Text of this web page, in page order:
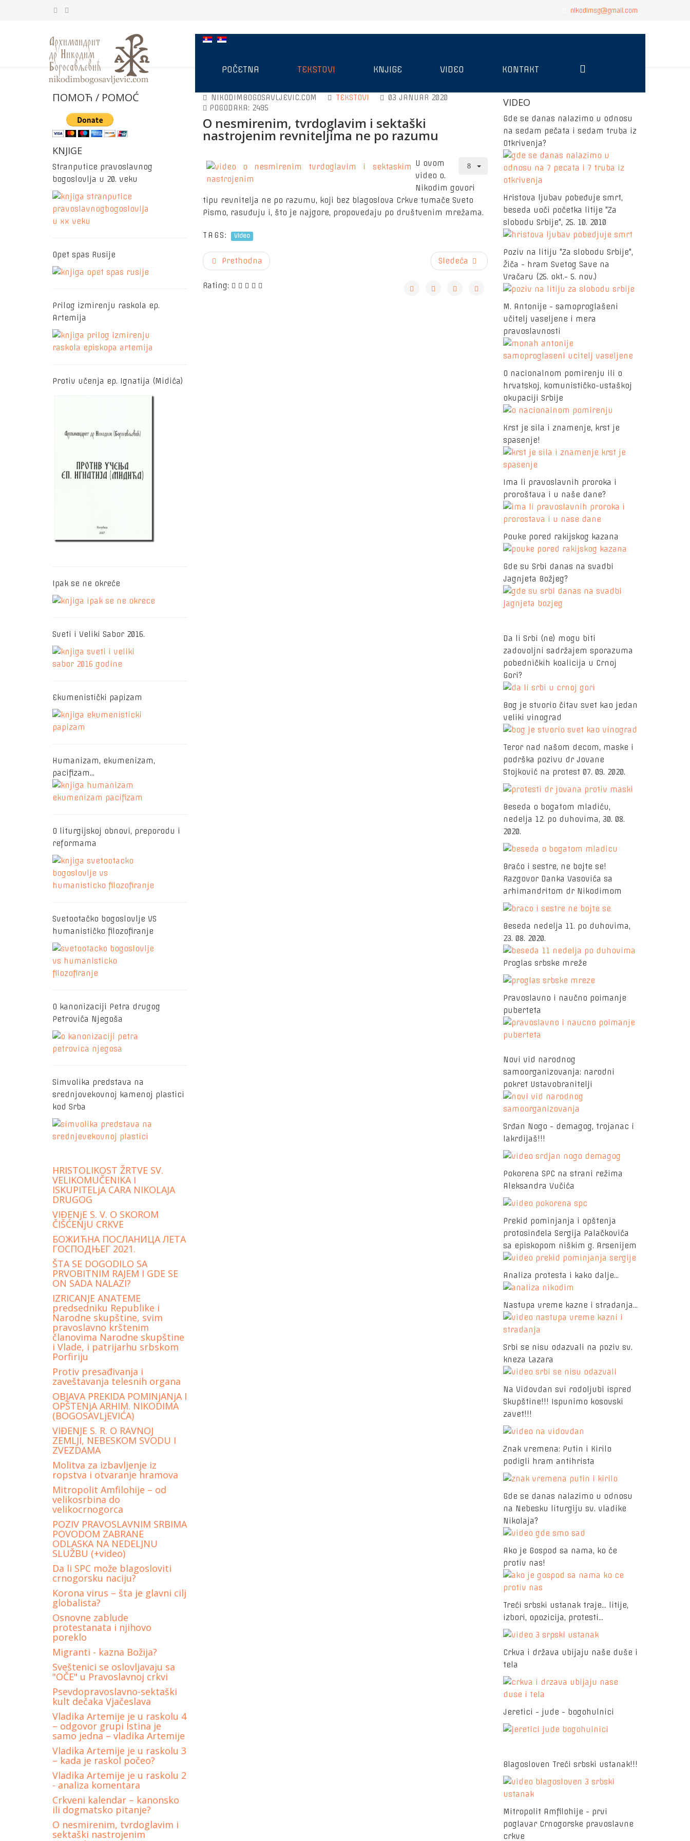
nikodimsg@gmail.com
POČETNA TEKSTOVI KNJIGE VIDEO KONTAKT
ПОМОЋ / POMOĆ
KNJIGE
Stranputice pravoslavnog
bogoslovlja u 20. veku
Opet spas Rusije
Prilog izmirenju raskola ep.
Artemija
Protiv učenja ep. Ignatija (Midića)
Ipak se ne okreće
Sveti i Veliki Sabor 2016.
Ekumenistički papizam
Humanizam, ekumenizam,
pacifizam…
O liturgijskoj obnovi, preporodu i
reformama
Svetootačko bogoslovlje VS
humanističko filozofiranje
O kanonizaciji Petra drugog
Petrovića Njegoša
Simvolika predstava na
srednjovekovnoj kamenoj plastici
kod Srba
HRISTOLIKOST ŽRTVE SV.
VELIKOMUČENIKA I
ISKUPITELjA CARA NIKOLAJA
DRUGOG
VIĐENjE S. V. O SKOROM
ČIŠĆENjU CRKVE
БОЖИЋНА ПОСЛАНИЦА ЛЕТА
ГОСПОДЊЕГ 2021.
ŠTA SE DOGODILO SA
PRVOBITNIM RAJEM I GDE SE
ON SADA NALAZI?
IZRICANJE ANATEME
predsedniku Republike i
Narodne skupštine, svim
pravoslavno krštenim
članovima Narodne skupštine
i Vlade, i patrijarhu srbskom
Porfiriju
Protiv presađivanja i
zaveštavanja telesnih organa
OBJAVA PREKIDA POMINjANjA I
OPŠTENjA ARHIM. NIKODIMA
(BOGOSAVLjEVIĆA)
VIĐENJE S. R. O RAVNOJ
ZEMLJI, NEBESKOM SVODU I
ZVEZDAMA
Molitva za izbavljenje iz
ropstva i otvaranje hramova
Mitropolit Amfilohije – od
velikosrbina do
velikocrnogorca
POZIV PRAVOSLAVNIM SRBIMA
POVODOM ZABRANE
ODLASKA NA NEDELJNU
SLUŽBU (+video)
Da li SPC može blagosloviti
crnogorsku naciju?
Korona virus – šta je glavni cilj
globalista?
Osnovne zablude
protestanata i njihovo
poreklo
Migranti - kazna Božija?
Sveštenici se oslovljavaju sa
"OČE" u Pravoslavnoj crkvi
Psevdopravoslavno-sektaški
kult dečaka Vjačeslava
Vladika Artemije je u raskolu 4
– odgovor grupi Istina je
samo jedna – vladika Artemije
Vladika Artemije je u raskolu 3
– kada je raskol počeo?
Vladika Аrtemije je u raskolu 2
- analiza komentara
Crkveni kalendar – kanonsko
ili dogmatsko pitanje?
O nesmirenim, tvrdoglavim i
sektaški nastrojenim
NIKODIMBOGOSAVLJEVIC.COM TEKSTOVI
03 JANUAR 2020
POGODAKA: 2495
O nesmirenim, tvrdoglavim i sektaški
nastrojenim revniteljima ne po razumu
U ovom
video o.
Nikodim govori
tipu revnitelja ne po razumu, koji bez blagoslova Crkve tumače Sveto
Pismo, rasuđuju i, što je najgore, propovedaju po društvenim mrežama.
TAGS: Video
Prethodna Sledeća
Rating:
VIDEO
Gde se danas nalazimo u odnosu
na sedam pečata i sedam truba iz
Otkrivenja?
Hristova ljubav pobeđuje smrt,
beseda uoči početka litije "Za
slobodu Srbije", 25. 10. 2010
Poziv na litiju "Za slobodu Srbije",
Žiča - hram Svetog Save na
Vračaru (25. okt.- 5. nov.)
M. Antonije - samoproglašeni
učitelj vaseljene i mera
pravoslavnosti
O nacionalnom pomirenju ili o
hrvatskoj, komunističko-ustaškoj
okupaciji Srbije
Krst je sila i znamenje, krst je
spasenje!
Ima li pravoslavnih proroka i
proroštava i u naše dane?
Pouke pored rakijskog kazana
Gde su Srbi danas na svadbi
Jagnjeta Božjeg?
Da li Srbi (ne) mogu biti
zadovoljni sadržajem sporazuma
pobedničkih koalicija u Crnoj
Gori?
Bog je stvorio čitav svet kao jedan
veliki vinograd
Teror nad našom decom, maske i
podrška pozivu dr Jovane
Stojković na protest 07. 09. 2020.
Beseda o bogatom mladiću,
nedelja 12. po duhovima, 30. 08.
2020.
Braćo i sestre, ne bojte se!
Razgovor Danka Vasovića sa
arhimandritom dr Nikodimom
Beseda nedelja 11. po duhovima,
23. 08. 2020.
Proglas srbske mreže
Pravoslavno i naučno poimanje
puberteta
Novi vid narodnog
samoorganizovanja: narodni
pokret Ustavobranitelji
Srđan Nogo - demagog, trojanac i
lakrdijaš!!!
Pokorena SPC na strani režima
Aleksandra Vučića
Prekid pominjanja i opštenja
protosinđela Sergija Palačkovića
sa episkopom niškim g. Arsenijem
Analiza protesta i kako dalje...
Nastupa vreme kazne i stradanja...
Srbi se nisu odazvali na poziv sv.
kneza Lazara
Na Vidovdan svi rodoljubi ispred
Skupštine!!! Ispunimo kosovski
zavet!!!
Znak vremena: Putin i Kirilo
podigli hram antihrista
Gde se danas nalazimo u odnosu
na Nebesku liturgiju sv. vladike
Nikolaja?
Ako je Gospod sa nama, ko će
protiv nas!
Treći srbski ustanak traje... litije,
izbori, opozicija, protesti...
Crkva i država ubijaju naše duše i
tela
Jeretici - jude - bogohulnici
Blagosloven Treći srbski ustanak!!!
Mitropolit Amfilohije - prvi
poglavar Crnogorske pravoslavne
crkve